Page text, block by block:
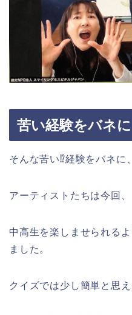
苦い経験をバネに
そんな苦い⁉︎経験をバネに、
アーティストたちは今回、
中高生を楽しませられる
ました。
クイズでは少し簡単と思